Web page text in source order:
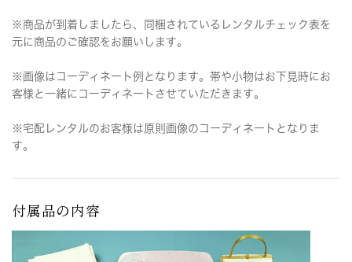
※商品が到着しましたら、同梱されているレンタルチェック表を
元に商品のご確認をお願いします。
※画像はコーディネート例となります。帯や小物はお下見時にお
客様と一緒にコーディネートさせていただきます。
※宅配レンタルのお客様は原則画像のコーディネートとなりま
す。
付属品の内容